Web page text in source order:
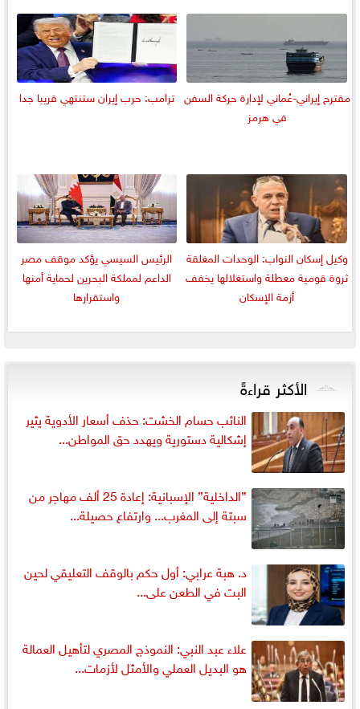
مقترح إيراني-عُماني لإدارة حركة السفن
في هرمز
ترامب: حرب إيران ستنتهي قريبا جدا
وكيل إسكان النواب: الوحدات المغلقة
ثروة قومية معطلة واستغلالها يخفف
أزمة الإسكان
الرئيس السيسي يؤكد موقف مصر
الداعم لمملكة البحرين لحماية أمنها
واستقرارها
الأكثر قراءةً
النائب حسام الخشت: حذف أسعار الأدوية يثير
إشكالية دستورية ويهدد حق المواطن...
”الداخلية” الإسبانية: إعادة 25 ألف مهاجر من
سبتة إلى المغرب... وارتفاع حصيلة...
د. هبة عرابي: أول حكم بالوقف التعليقي لحين
البت في الطعن على...
علاء عبد النبي: النموذج المصري لتأهيل العمالة
هو البديل العملي والأمثل لأزمات...